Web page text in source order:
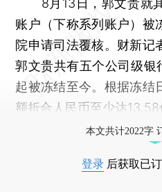
8月13日，郭文贵就
账户（下称系列账户）被
院申请司法覆核。财新记
郭文贵共有五个公司级银
起被冻结至今。根据冻结
额折合人民币至少达13.58
本文共计2022字
登录 后获取已